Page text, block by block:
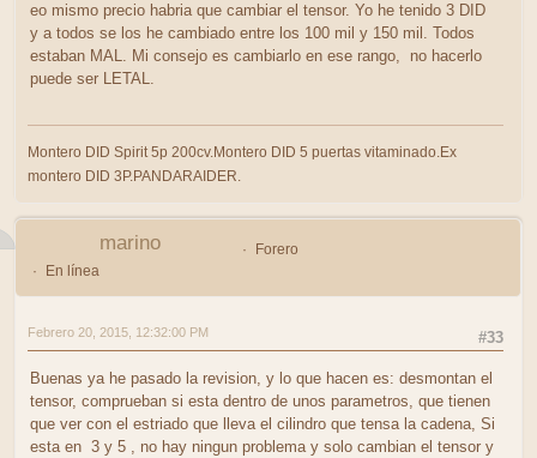
eo mismo precio habria que cambiar el tensor. Yo he tenido 3 DID
y a todos se los he cambiado entre los 100 mil y 150 mil. Todos
estaban MAL. Mi consejo es cambiarlo en ese rango, no hacerlo
puede ser LETAL.
Montero DID Spirit 5p 200cv.Montero DID 5 puertas vitaminado.Ex
montero DID 3P.PANDARAIDER.
marino
Forero
En línea
#33
Febrero 20, 2015, 12:32:00 PM
Buenas ya he pasado la revision, y lo que hacen es: desmontan el
tensor, comprueban si esta dentro de unos parametros, que tienen
que ver con el estriado que lleva el cilindro que tensa la cadena, Si
esta en 3 y 5 , no hay ningun problema y solo cambian el tensor y